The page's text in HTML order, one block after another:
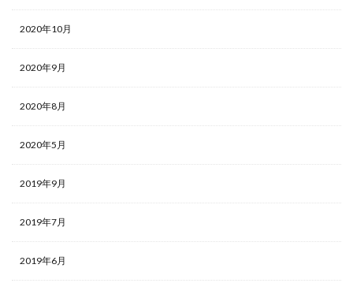
2020年10月
2020年9月
2020年8月
2020年5月
2019年9月
2019年7月
2019年6月